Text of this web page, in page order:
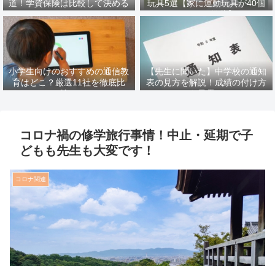
道！学資保険は比較して決める
べき
玩具5選【家に運動玩具が40個
あるパパ推薦】
小学生向けのおすすめの通信教
育はどこ？厳選11社を徹底比
較！
【先生に聞いた】中学校の通知
表の見方を解説！成績の付け方
も暴露！
コロナ禍の修学旅行事情！中止・延期で子
どもも先生も大変です！
コロナ関連